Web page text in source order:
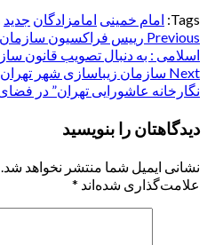
Tags: امام خمینی امامزادگان جدید
Post
navigation
Previous رییس فراکسیون
اسلامی : به دنبال تصویب قانون
Next سازمان زیباسازی شهر
نگارخانه عاشورایی تهران” در
دیدگاهتان را بنویسید
نشانی ایمیل شما منتشر نخواهد شد.
علامت‌گذاری شده‌اند *